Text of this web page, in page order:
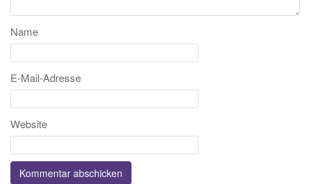
Name
E-Mail-Adresse
Website